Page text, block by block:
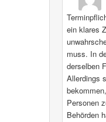
ein klares
muss. In
derselben
Allerdings
Personen
Behörden